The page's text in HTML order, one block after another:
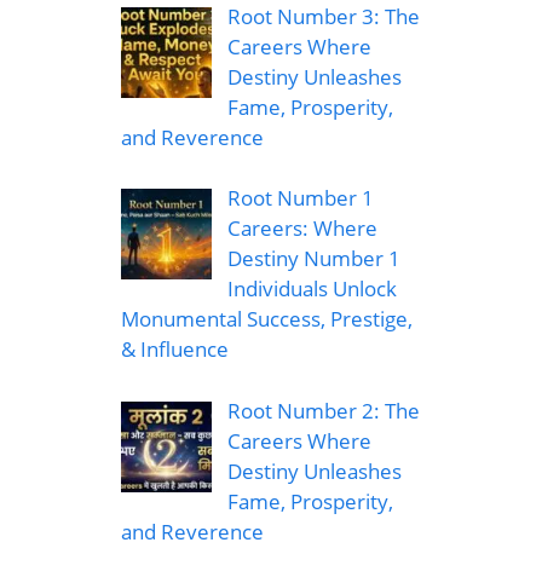
Root Number 3: The
Careers Where
Destiny Unleashes
Fame, Prosperity,
and Reverence
Root Number 1
Careers: Where
Destiny Number 1
Individuals Unlock
Monumental Success, Prestige,
& Influence
Root Number 2: The
Careers Where
Destiny Unleashes
Fame, Prosperity,
and Reverence